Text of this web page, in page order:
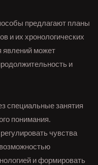
предлагают планы
и их хронологических
явлений может
и
специальные занятия
понимания.
чувства
и формировать